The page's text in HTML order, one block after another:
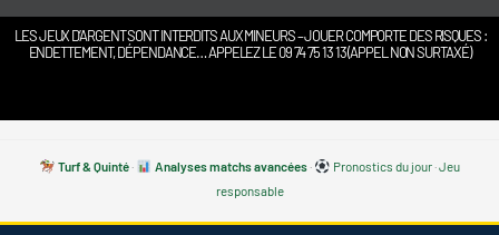
LES JEUX D’ARGENT SONT INTERDITS AUX MINEURS – JOUER COMPORTE DES RISQUES :
ENDETTEMENT, DÉPENDANCE… APPELEZ LE 09 74 75 13 13 (APPEL NON SURTAXÉ)
Turf & Quinté· Analyses matchs avancées· Pronostics du jour·Jeu
responsable